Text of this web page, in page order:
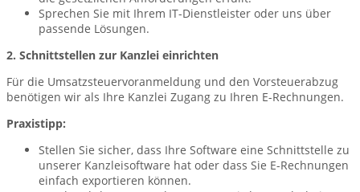
Sprechen Sie mit Ihrem IT-Dienstleister oder uns über
passende Lösungen.
2. Schnittstellen zur Kanzlei einrichten
Für die Umsatzsteuervoranmeldung und den Vorsteuerabzug
benötigen wir als Ihre Kanzlei Zugang zu Ihren E-Rechnungen.
Praxistipp:
Stellen Sie sicher, dass Ihre Software eine Schnittstelle zu
unserer Kanzleisoftware hat oder dass Sie E-Rechnungen
einfach exportieren können.